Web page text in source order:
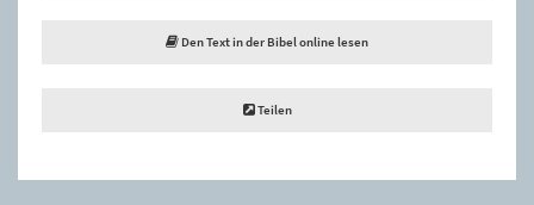
Den Text in der Bibel online lesen
Teilen